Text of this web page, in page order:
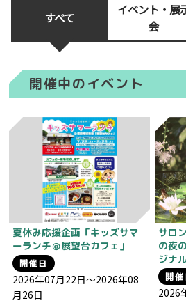
すべて
イベント・展
会
開催中のイベント
夏休み応援企画「キッズサマ
ーランチ＠展望台カフェ」
開催日
2026年07月22日～2026年08
月26日
サロ
の夜
ジナ
開催
2026